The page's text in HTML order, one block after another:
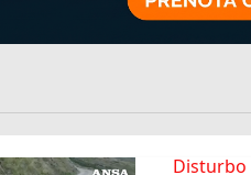
Disturbo